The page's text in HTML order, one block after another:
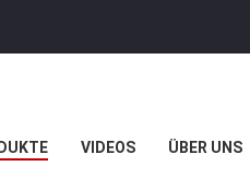
VIDEOS ÜBER UNS